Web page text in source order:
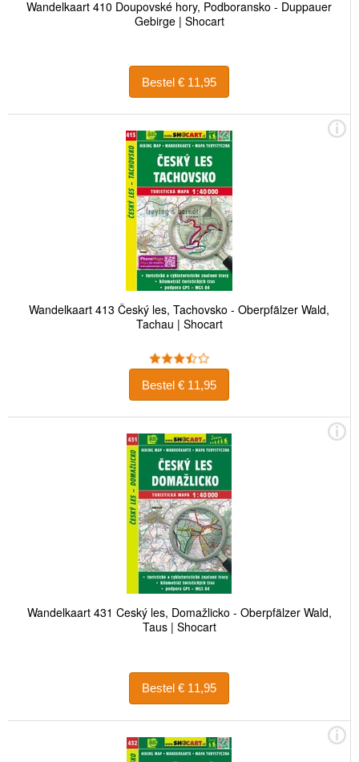
Wandelkaart 410 Doupovské hory, Podboransko - Duppauer
Gebirge | Shocart
Bestel € 11,95
Wandelkaart 413 Český les, Tachovsko - Oberpfälzer Wald,
Tachau | Shocart
Bestel € 11,95
Wandelkaart 431 Ceský les, Domažlicko - Oberpfälzer Wald,
Taus | Shocart
Bestel € 11,95